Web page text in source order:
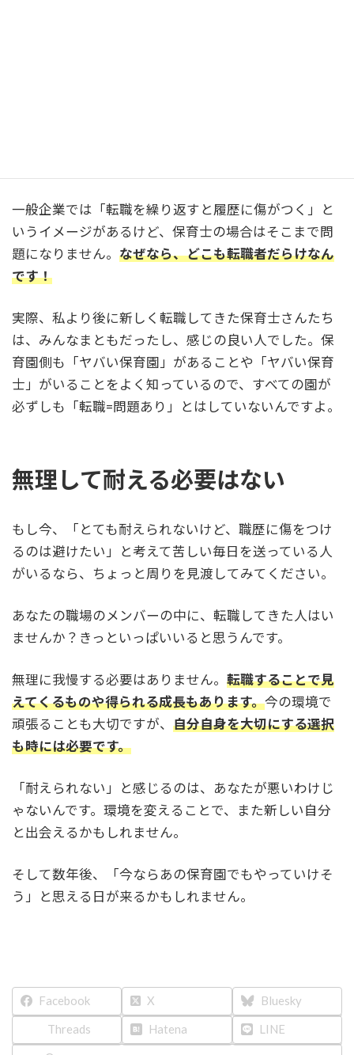
一般企業では「転職を繰り返すと履歴に傷がつく」と
いうイメージがあるけど、保育士の場合はそこまで問
題になりません。 なぜなら、どこも転職者だらけなん
です！
実際、私より後に新しく転職してきた保育士さんたち
は、みんなまともだったし、感じの良い人でした。保
育園側も「ヤバい保育園」があることや「ヤバい保育
士」がいることをよく知っているので、すべての園が
必ずしも「転職=問題あり」とはしていないんですよ。
無理して耐える必要はない
もし今、「とても耐えられないけど、職歴に傷をつけ
るのは避けたい」と考えて苦しい毎日を送っている人
がいるなら、ちょっと周りを見渡してみてください。
あなたの職場のメンバーの中に、転職してきた人はい
ませんか？きっといっぱいいると思うんです。
無理に我慢する必要はありません。 転職することで見
えてくるものや得られる成長もあります。今の環境で
頑張ることも大切ですが、 自分自身を大切にする選択
も時には必要です。
「耐えられない」と感じるのは、あなたが悪いわけじ
ゃないんです。環境を変えることで、また新しい自分
と出会えるかもしれません。
そして数年後、「今ならあの保育園でもやっていけそ
う」と思える日が来るかもしれません。
Facebook X
Bluesky
Threads
Hatena LINE